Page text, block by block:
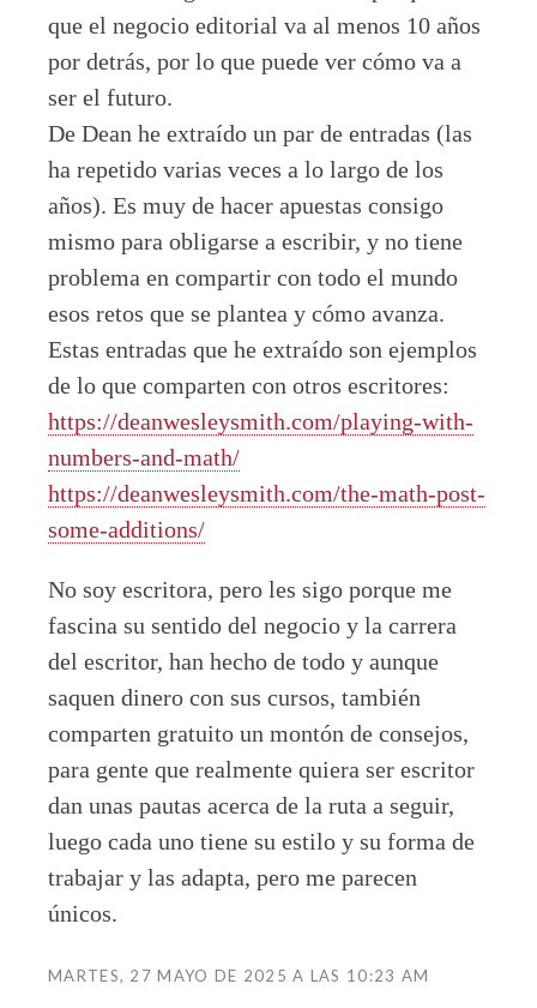
que el negocio editorial va al menos 10 años
por detrás, por lo que puede ver cómo va a
ser el futuro.
De Dean he extraído un par de entradas (las
ha repetido varias veces a lo largo de los
años). Es muy de hacer apuestas consigo
mismo para obligarse a escribir, y no tiene
problema en compartir con todo el mundo
esos retos que se plantea y cómo avanza.
Estas entradas que he extraído son ejemplos
de lo que comparten con otros escritores:
https://deanwesleysmith.com/playing-with-
numbers-and-math/
https://deanwesleysmith.com/the-math-post-
some-additions/
No soy escritora, pero les sigo porque me
fascina su sentido del negocio y la carrera
del escritor, han hecho de todo y aunque
saquen dinero con sus cursos, también
comparten gratuito un montón de consejos,
para gente que realmente quiera ser escritor
dan unas pautas acerca de la ruta a seguir,
luego cada uno tiene su estilo y su forma de
trabajar y las adapta, pero me parecen
únicos.
MARTES, 27 MAYO DE 2025 A LAS 10:23 AM